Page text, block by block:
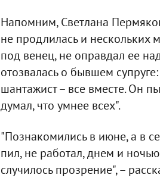
Напомним, Светлана
не продлилась и нескольких
под венец, не оправдал ее
отозвалась о бывшем
шантажист – все вместе. Он
думал, что умнее всех".
"Познакомились в июне, а в
пил, не работал, днем и
случилось прозрение", –